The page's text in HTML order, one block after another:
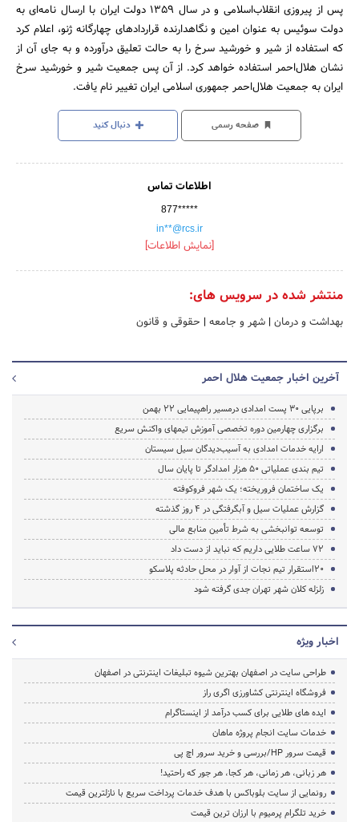
پس از پیروزی انقلاب‌‌اسلامی و در سال 1359 دولت ایران با ارسال نامه‌ای به
دولت سوئیس به عنوان امین و نگاهدارنده قراردادهای چهارگانه ژنو، اعلام کرد
که استفاده از شیر و خورشید سرخ را به حالت تعلیق درآورده و به جای آن از
نشان هلال‌احمر استفاده خواهد کرد. از آن پس جمعیت شیر و خورشید سرخ
ایران به جمعیت هلال‌احمر جمهوری اسلامی ایران تغییر نام یافت.
صفحه رسمی دنبال کنید
اطلاعات تماس
877*****
in**@rcs.ir
[نمایش اطلاعات]
منتشر شده در سرویس های:
بهداشت و درمان | شهر و جامعه | حقوقی و قانون
آخرین اخبار جمعیت هلال احمر
برپایی 30 پست امدادی درمسیر راهپیمایی 22 بهمن
برگزاری چهارمین دوره تخصصی آموزش تیمهای واکنش سریع
ارایه خدمات امدادی به آسیب‌دیدگان سیل سیستان
تیم بندی عملیاتی 50 هزار امدادگر تا پایان سال
یک ساختمان فروریخته؛ یک شهر فروکوفته
گزارش عملیات سیل و آبگرفتگی در 4 روز گذشته
توسعه توانبخشی به شرط تأمین منابع مالی
72 ساعت طلایی داریم که نباید از دست داد
20استقرار تیم نجات از آوار در محل حادثه پلاسکو
زلزله کلان شهر تهران جدی گرفته شود
اخبار ویژه
طراحی سایت در اصفهان بهترین شیوه تبلیغات اینترنتی در اصفهان
فروشگاه اینترنتی کشاورزی اگری راز
ایده های طلایی برای کسب درآمد از اینستاگرام
خدمات سایت انجام پروژه ماهان
قیمت سرور HP/بررسی و خرید سرور اچ پی
هر زبانی، هر زمانی، هر کجا، هر جور که راحتید!
رونمایی از سایت بلوباکس با هدف خدمات پرداخت سریع با نازلترین قیمت
خرید تلگرام پرمیوم با ارزان ترین قیمت